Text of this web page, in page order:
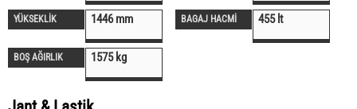
YÜKSEKLİK 1446 mm BAGAJ HACMİ 455 lt
BOŞ AĞIRLIK 1575 kg